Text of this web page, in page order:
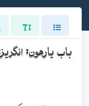
باب يارهون:
ڇپر ي بندر ۽ بکر جو